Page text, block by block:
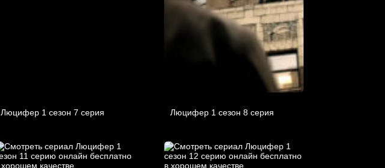
Люцифер 1 cезон 7 cерия Люцифер 1 cезон 8 cерия